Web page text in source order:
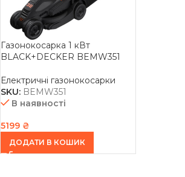
Газонокосарка 1 кВт
BLACK+DECKER BEMW351
Електричні газонокосарки
SKU: BEMW351
В наявності
5199 ₴
ДОДАТИ В КОШИК